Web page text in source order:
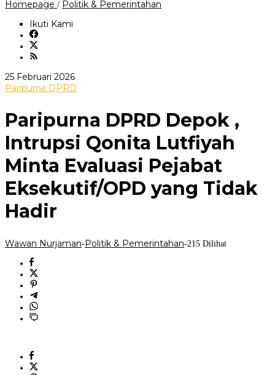
Homepage / Politik & Pemerintahan
yang
Tidak
Ikuti Kami
25 Februari 2026oleh
Wawan
Paripurna DPRD
Paripurna DPRD Depok ,
Intrupsi Qonita Lutfiyah
Minta Evaluasi Pejabat
Eksekutif/OPD yang Tidak
Hadir
Wawan Nurjaman-Politik & Pemerintahan-215 Dilihat